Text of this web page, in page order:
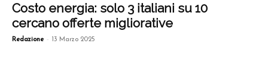
Costo energia: solo 3 italiani su 10
cercano offerte migliorative
Redazione - 13 Marzo 2025